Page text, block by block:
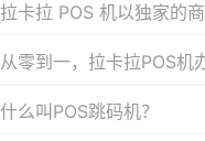
拉卡拉 POS 机以独家的商户增值服务，提高
从零到一，拉卡拉POS机办理步骤
什么叫POS跳码机？